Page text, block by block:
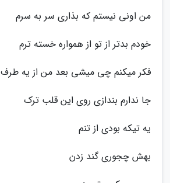
من اونی نیستم که بذاری سر به سرم
خودم بدتر از تو از همواره خسته ترم
فکر میکنم چی میشی بعد من از یه طرف
جا ندارم بندازی روی این قلب ترک
یه تیکه بودی از تنم
بهش چجوری گند زدن